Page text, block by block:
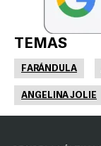
TEMAS
FARÁNDULA
ANGELINA JOLIE